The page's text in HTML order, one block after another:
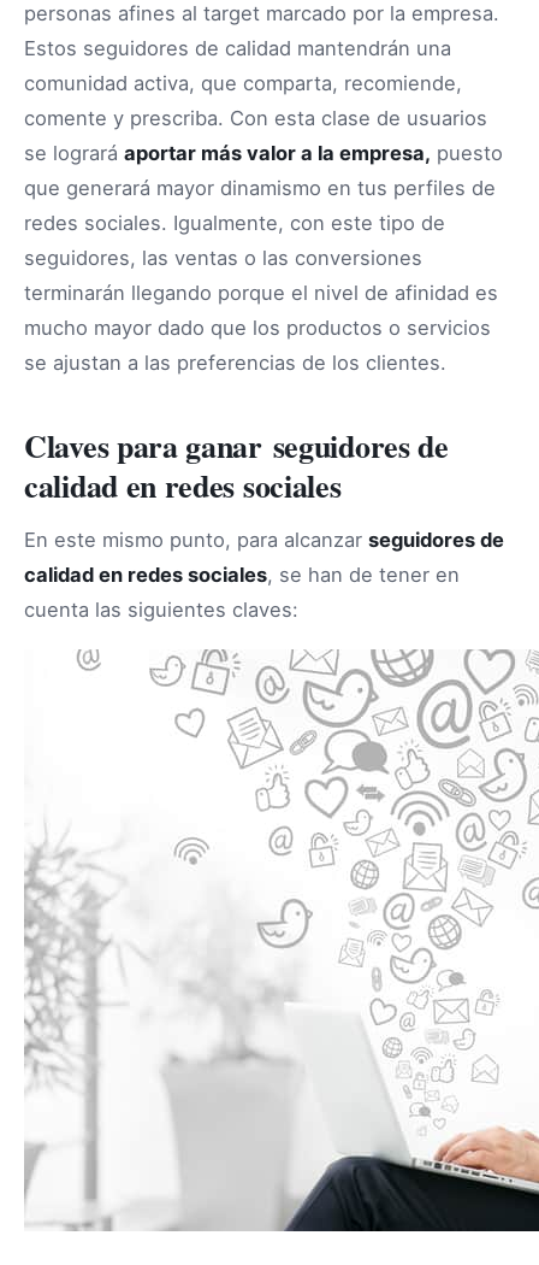
personas afines al target marcado por la empresa.
Estos seguidores de calidad mantendrán una
comunidad activa, que comparta, recomiende,
comente y prescriba. Con esta clase de usuarios
se logrará aportar más valor a la empresa, puesto
que generará mayor dinamismo en tus perfiles de
redes sociales. Igualmente, con este tipo de
seguidores, las ventas o las conversiones
terminarán llegando porque el nivel de afinidad es
mucho mayor dado que los productos o servicios
se ajustan a las preferencias de los clientes.
Claves para ganar seguidores de
calidad en redes sociales
En este mismo punto, para alcanzar seguidores de
calidad en redes sociales, se han de tener en
cuenta las siguientes claves: